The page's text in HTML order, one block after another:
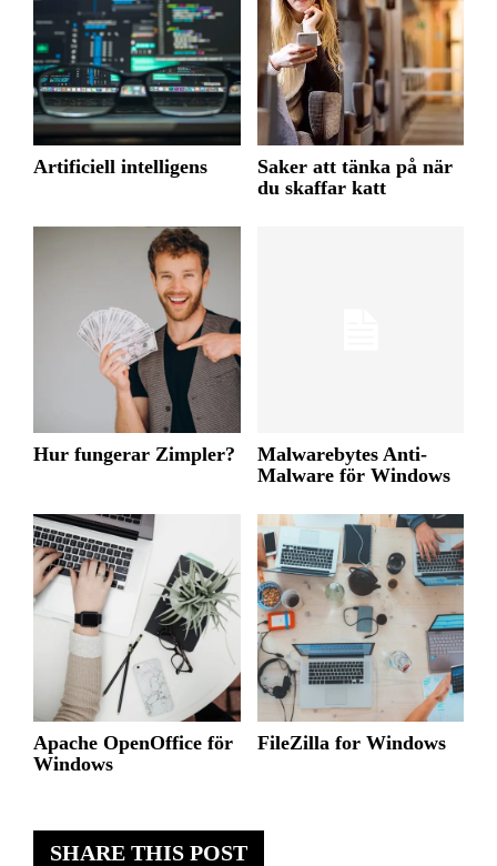
SHARE THIS POST
Artificiell intelligens
Saker att tänka på när
du skaffar katt
Hur fungerar Zimpler?
Malwarebytes Anti-
Malware för Windows
Apache OpenOffice för
Windows
FileZilla for Windows